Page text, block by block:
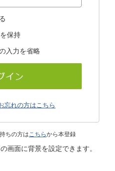
保持
入力を省略
忘れの方はこちら
ちの方はこちらから本登録
画面に背景を設定できます。